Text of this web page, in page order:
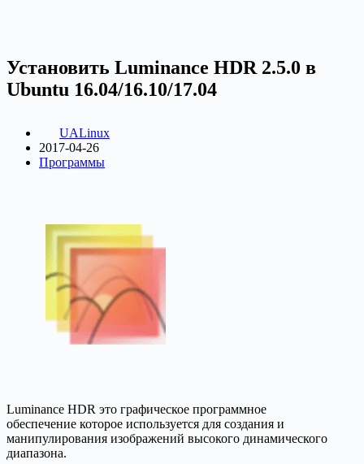
Установить Luminance HDR 2.5.0 в
Ubuntu 16.04/16.10/17.04
UALinux
2017-04-26
Программы
Luminance HDR это графическое программное
обеспечение которое используется для создания и
манипулирования изображений высокого динамического
диапазона.